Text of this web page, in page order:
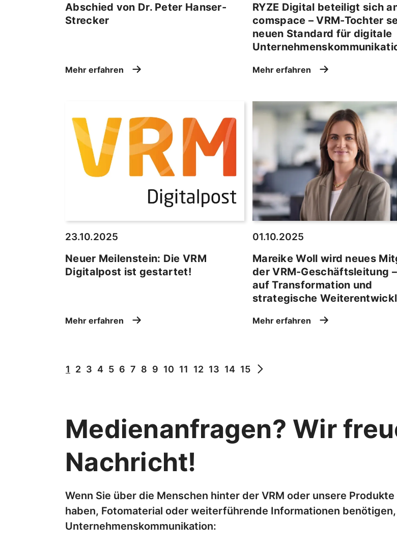
Abschied von Dr. Peter Hanser-
Strecker
Mehr erfahren
RYZE Digital beteiligt sich
comspace – VRM-Tochter
neuen Standard für digitale
Mehr erfahren
23.10.2025
Neuer Meilenstein: Die VRM
Digitalpost ist gestartet!
Mehr erfahren
01.10.2025
Mareike Woll wird neues
der VRM-Geschäftsleitung
auf Transformation und
strategische
Mehr erfahren
1 2 3 4 5 6 7 8 9 10 11 12 13 14 15
Medienanfragen? Wir
Nachricht!
Wenn Sie über die Menschen hinter der VRM oder unsere
haben, Fotomaterial oder weiterführende Informationen
Unternehmenskommunikation: